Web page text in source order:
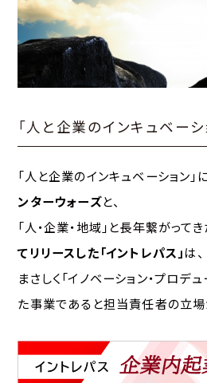
「人と企業のインキュベーシ
「人と企業のインキュベーション
ンターウォーズと、
「人・企業・地域」と長年繋がって
てリリースした「イントレパス」は、
まさしく「イノベーション・プロデ
た事業であると担当責任者の立場